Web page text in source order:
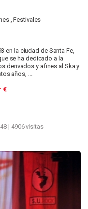
, Festivales
en la ciudad de Santa Fe,
se ha dedicado a la
derivados y afines al Ska y
años, ...
€
| 4906 visitas